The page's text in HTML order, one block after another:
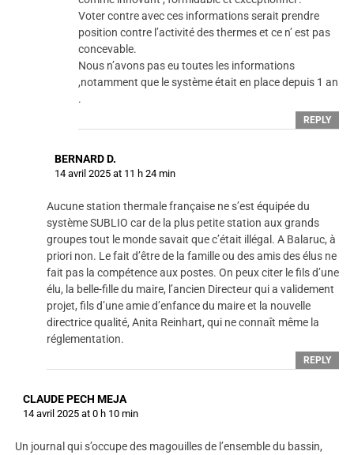
Voter contre avec ces informations serait prendre
position contre l’activité des thermes et ce n’ est pas
concevable.
Nous n’avons pas eu toutes les informations
,notamment que le système était en place depuis 1 an
.
REPLY
BERNARD D.
14 avril 2025 at 11 h 24 min
Aucune station thermale française ne s’est équipée du
système SUBLIO car de la plus petite station aux grands
groupes tout le monde savait que c’était illégal. A Balaruc, à
priori non. Le fait d’être de la famille ou des amis des élus ne
fait pas la compétence aux postes. On peux citer le fils d’une
élu, la belle-fille du maire, l’ancien Directeur qui a validement
projet, fils d’une amie d’enfance du maire et la nouvelle
directrice qualité, Anita Reinhart, qui ne connaît même la
réglementation.
REPLY
CLAUDE PECH MEJA
14 avril 2025 at 0 h 10 min
Un journal qui s’occupe des magouilles de l’ensemble du bassin,